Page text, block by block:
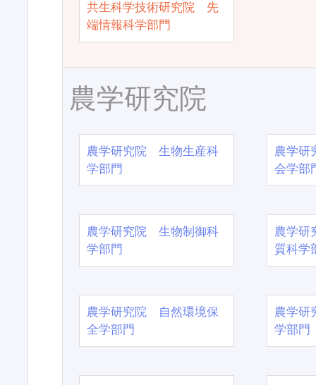
共生科学技術研究院 先
端情報科学部門
農学研究院
農学研究院 生物生産科
学部門
農学
会学部
農学研究院 生物制御科
学部門
農学
質科学
農学研究院 自然環境保
全学部門
農学
学部門